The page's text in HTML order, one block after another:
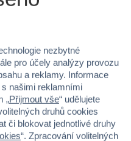
doporučuje
nezbytné
pro účely analýzy provozu
a reklamy. Informace
našimi reklamními
„Přijmout vše“ udělujete
druhů cookies
či blokovat jednotlivé druhy
“. Zpracování volitelných